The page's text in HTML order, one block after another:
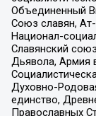
Объединенный
Союз славян,
Национал-
Славянский
Дьявола, Армия
Духовно-
единство,
Православных